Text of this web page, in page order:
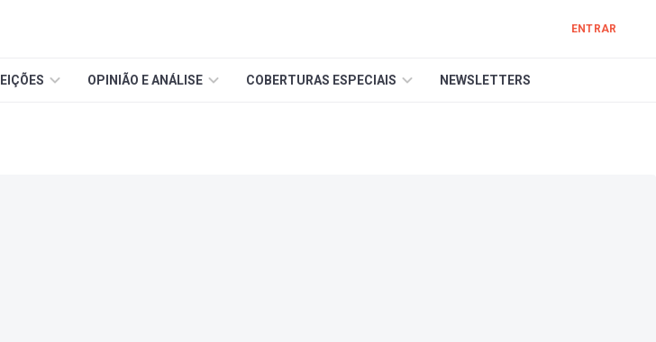
ENTRAR
OPINIÃO E ANÁLISE COBERTURAS ESPECIAIS NEWSLETTERS